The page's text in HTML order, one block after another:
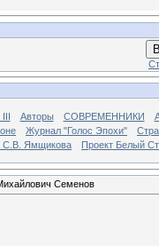
Авторы СОВРЕМЕННИКИ
Журнал "Голос Эпохи"
С.В. Ямщикова Проект Белый
Семенов